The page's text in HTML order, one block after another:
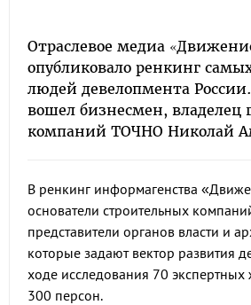
Отраслевое медиа
опубликовало ренкинг
людей девелопмента
вошел бизнесмен, владелец
компаний ТОЧНО Николай
В ренкинг информагенства
основатели строительных
представители органов власти и
которые задают вектор развития
ходе исследования 70
300 персон.